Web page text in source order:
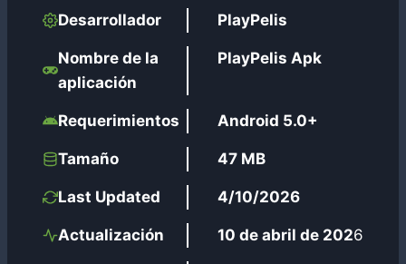
Desarrollador PlayPelis
Nombre de la
aplicación
PlayPelis Apk
Requerimientos Android 5.0+
Tamaño 47 MB
Last Updated 4/10/2026
Actualización 10 de abril de 2026